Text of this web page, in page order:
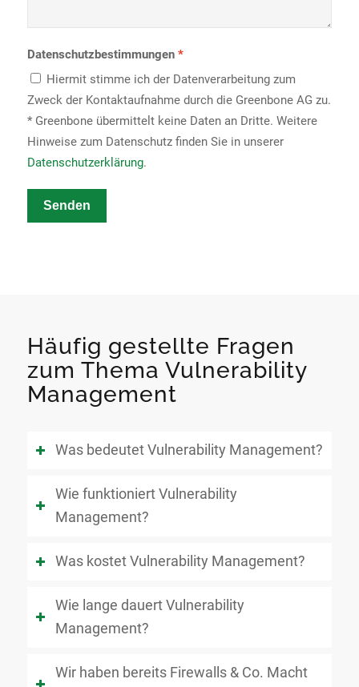
Datenschutzbestimmungen
Hiermit stimme ich der Datenverarbeitung zum
Zweck der Kontaktaufnahme durch die Greenbone AG zu.
* Greenbone übermittelt keine Daten an Dritte. Weitere
Hinweise zum Datenschutz finden Sie in unserer
Datenschutzerklärung.
Senden
Häufig gestellte Fragen
zum Thema Vulnerability
Management
Was bedeutet Vulnerability Management?
Wie funktioniert Vulnerability
Management?
Was kostet Vulnerability Management?
Wie lange dauert Vulnerability
Management?
Wir haben bereits Firewalls & Co. Macht